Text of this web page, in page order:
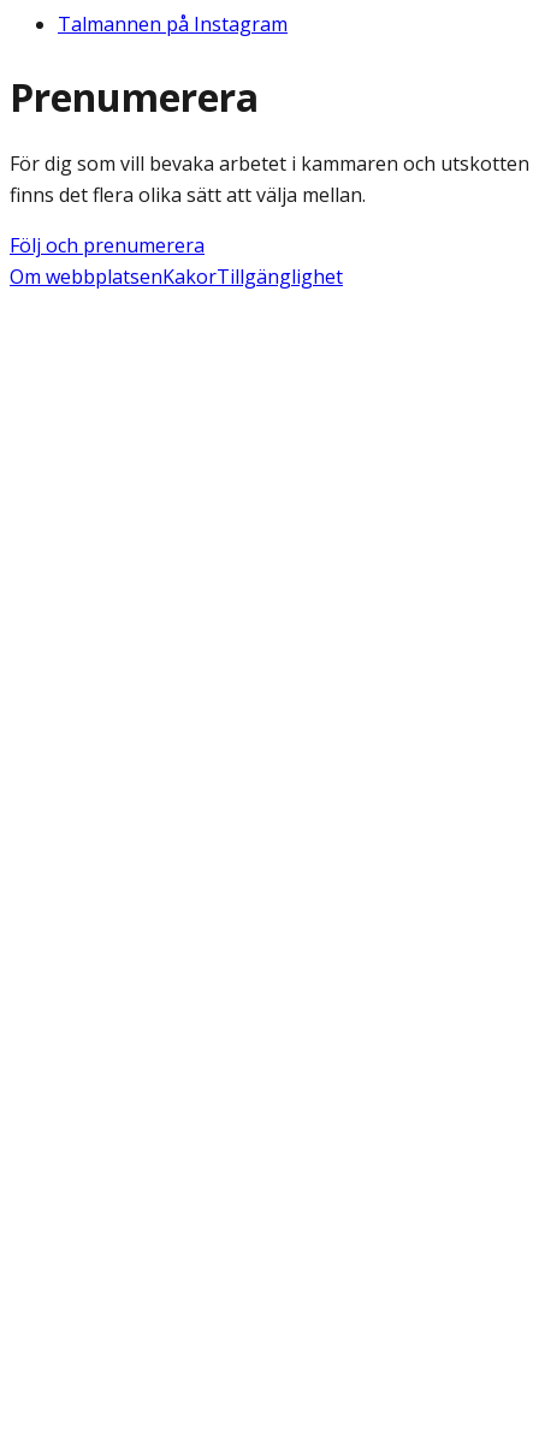
Talmannen på Instagram
Prenumerera
För dig som vill bevaka arbetet i kammaren och utskotten
finns det flera olika sätt att välja mellan.
Följ och prenumerera
Om webbplatsenKakorTillgänglighet